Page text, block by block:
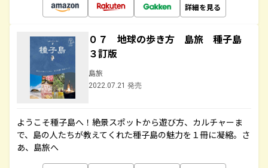
詳細を見る
０７ 地球の歩き方 島旅 種子島
３訂版
島旅
2022.07.21 発売
ようこそ種子島へ！絶景スポットから遊び方、カルチャーま
で、島の人たちが教えてくれた種子島の魅力を１冊に凝縮。さ
あ、島旅へ